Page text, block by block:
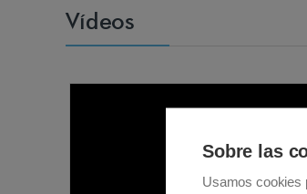
Vídeos
Sobre las
Usamos cookies